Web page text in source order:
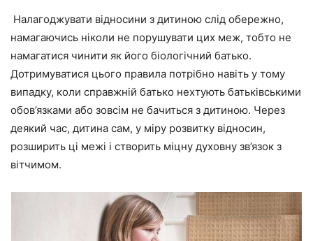
Налагоджувати відносини з дитиною слід обережно,
намагаючись ніколи не порушувати цих меж, тобто не
намагатися чинити як його біологічний батько.
Дотримуватися цього правила потрібно навіть у тому
випадку, коли справжній батько нехтують батьківськими
обов’язками або зовсім не бачиться з дитиною. Через
деякий час, дитина сам, у міру розвитку відносин,
розширить ці межі і створить міцну духовну зв’язок з
вітчимом.